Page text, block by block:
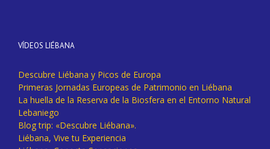
VÍDEOS LIÉBANA
Descubre Liébana y Picos de Europa
Primeras Jornadas Europeas de Patrimonio en Liébana
La huella de la Reserva de la Biosfera en el Entorno Natural
Lebaniego
Blog trip: «Descubre Liébana».
Liébana, Vive tu Experiencia